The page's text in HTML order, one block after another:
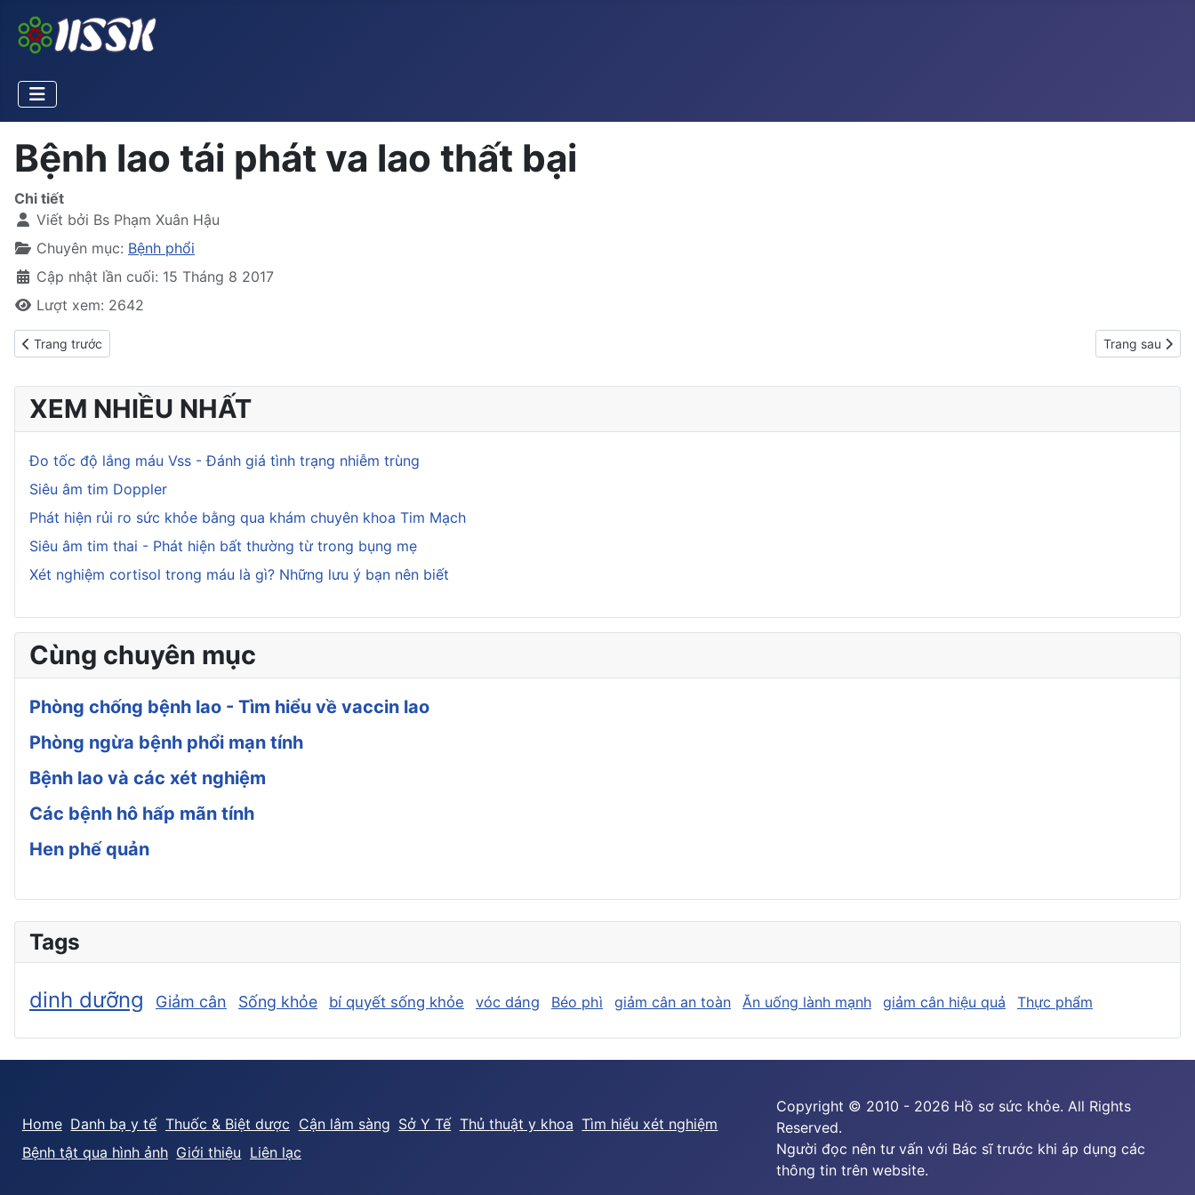
Bệnh lao tái phát va lao thất bại
Chi tiết
Viết bởi Bs Phạm Xuân Hậu
Chuyên mục: Bệnh phổi
Cập nhật lần cuối: 15 Tháng 8 2017
Lượt xem: 2642
Previous article: Bệnh lao và các xét nghiệm
Trang trước Next article:
Trang sau
XEM NHIỀU NHẤT
Đo tốc độ lắng máu Vss - Đánh giá tình trạng nhiễm trùng
Siêu âm tim Doppler
Phát hiện rủi ro sức khỏe bằng qua khám chuyên khoa Tim Mạch
Siêu âm tim thai - Phát hiện bất thường từ trong bụng mẹ
Xét nghiệm cortisol trong máu là gì? Những lưu ý bạn nên biết
Cùng chuyên mục
Phòng chống bệnh lao - Tìm hiểu về vaccin lao
Phòng ngừa bệnh phổi mạn tính
Bệnh lao và các xét nghiệm
Các bệnh hô hấp mãn tính
Hen phế quản
Tags
dinh dưỡng Giảm cân Sống khỏe bí quyết sống khỏe vóc dáng Béo phì giảm cân an toàn Ăn uống lành mạnh giảm cân hiệu quả Thực phẩm
Home Danh bạ y tế Thuốc & Biệt dược Cận lâm sàng Sở Y Tế Thủ thuật y khoa Tìm hiểu xét nghiệm
Bệnh tật qua hình ảnh Giới thiệu Liên lạc
Copyright © 2010 - 2026 Hồ sơ sức khỏe. All Rights
Reserved.
Người đọc nên tư vấn với Bác sĩ trước khi áp dụng các
thông tin trên website.